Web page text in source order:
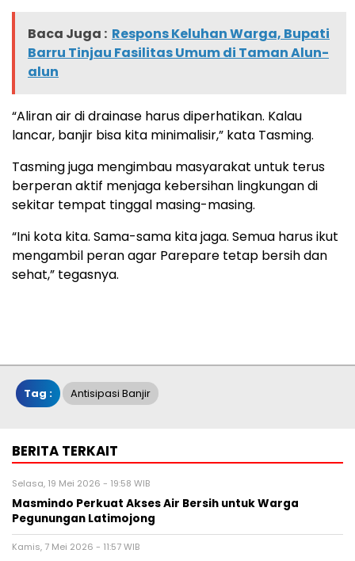
Baca Juga : Respons Keluhan Warga, Bupati
Barru Tinjau Fasilitas Umum di Taman Alun-
alun
“Aliran air di drainase harus diperhatikan. Kalau
lancar, banjir bisa kita minimalisir,” kata Tasming.
Tasming juga mengimbau masyarakat untuk terus
berperan aktif menjaga kebersihan lingkungan di
sekitar tempat tinggal masing-masing.
“Ini kota kita. Sama-sama kita jaga. Semua harus ikut
mengambil peran agar Parepare tetap bersih dan
sehat,” tegasnya.
Tag : Antisipasi Banjir
BERITA TERKAIT
Selasa, 19 Mei 2026 - 19:58 WIB
Masmindo Perkuat Akses Air Bersih untuk Warga
Pegunungan Latimojong
Kamis, 7 Mei 2026 - 11:57 WIB